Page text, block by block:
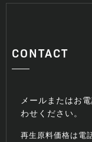
CONTACT
メールまたはお
わせください。
再生原料価格は電